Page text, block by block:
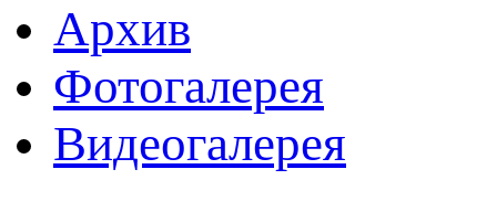
Архив
Фотогалерея
Видеогалерея